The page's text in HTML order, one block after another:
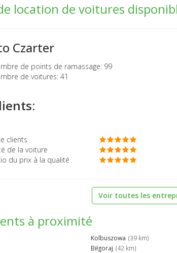
location de voitures
Czarter
de points de ramassage: 99
de voitures: 41
clients
de la voiture
du prix à la qualité
Voir toutes les
à proximité
Kolbuszowa (39 km)
Biłgoraj (42 km)